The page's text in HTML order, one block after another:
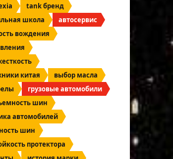
tank бренд
школа
автосервис
вождения
китая
выбор масла
грузовые автомобили
шин
автомобилей
шин
протектора